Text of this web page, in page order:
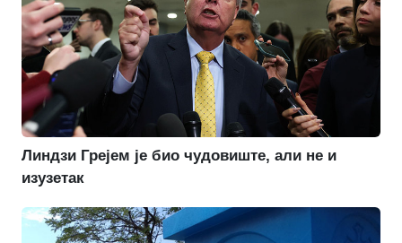
Линдзи Грејем је био чудовиште, али не и
изузетак